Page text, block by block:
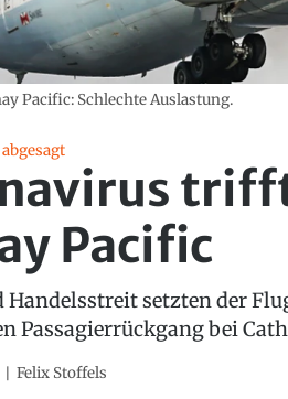
Pacific: Schlechte Auslastung.
Pacific
Handelsstreit setzten der
Passagierrückgang bei
Felix Stoffels